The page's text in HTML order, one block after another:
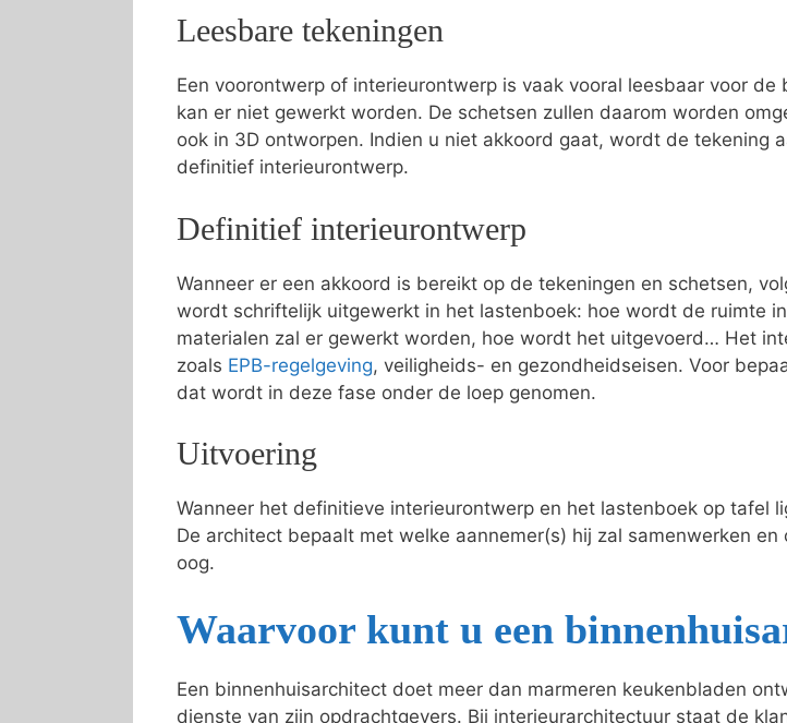
Leesbare tekeningen
Een voorontwerp of interieurontwerp is vaak vooral leesbaar voor
kan er niet gewerkt worden. De schetsen zullen daarom worden
ook in 3D ontworpen. Indien u niet akkoord gaat, wordt de tekening
definitief interieurontwerp.
Definitief interieurontwerp
Wanneer er een akkoord is bereikt op de tekeningen en schetsen,
wordt schriftelijk uitgewerkt in het lastenboek: hoe wordt de ruimte
materialen zal er gewerkt worden, hoe wordt het uitgevoerd… Het
zoals EPB-regelgeving, veiligheids- en gezondheidseisen. Voor
dat wordt in deze fase onder de loep genomen.
Uitvoering
Wanneer het definitieve interieurontwerp en het lastenboek op tafel
De architect bepaalt met welke aannemer(s) hij zal samenwerken
oog.
Waarvoor kunt u een
Een binnenhuisarchitect doet meer dan marmeren keukenbladen
dienste van zijn opdrachtgevers. Bij interieurarchitectuur staat de